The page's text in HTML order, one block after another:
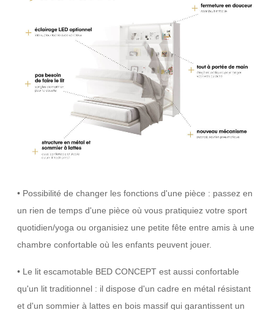
• Possibilité de changer les fonctions d'une pièce : passez en
un rien de temps d'une pièce où vous pratiquiez votre sport
quotidien/yoga ou organisiez une petite fête entre amis à une
chambre confortable où les enfants peuvent jouer.
• Le lit escamotable BED CONCEPT est aussi confortable
qu'un lit traditionnel : il dispose d'un cadre en métal résistant
et d'un sommier à lattes en bois massif qui garantissent un